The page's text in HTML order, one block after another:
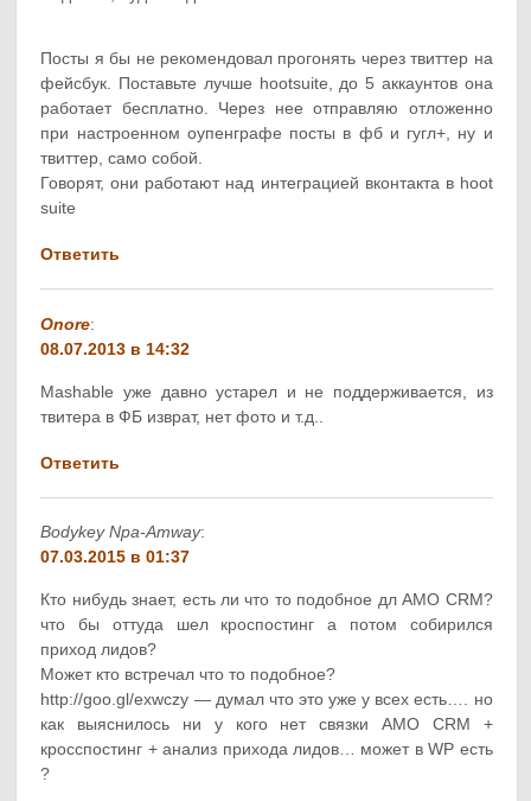
Посты я бы не рекомендовал прогонять через твиттер на
фейсбук. Поставьте лучше hootsuite, до 5 аккаунтов она
работает бесплатно. Через нее отправляю отложенно
при настроенном оупенграфе посты в фб и гугл+, ну и
твиттер, само собой.
Говорят, они работают над интеграцией вконтакта в hoot
suite
Ответить
Onore:
08.07.2013 в 14:32
Mashable уже давно устарел и не поддерживается, из
твитера в ФБ изврат, нет фото и т.д..
Ответить
Bodykey Npa-Amway:
07.03.2015 в 01:37
Кто нибудь знает, есть ли что то подобное дл AMO CRM?
что бы оттуда шел кроспостинг а потом собирился
приход лидов?
Может кто встречал что то подобное?
http://goo.gl/exwczy — думал что это уже у всех есть…. но
как выяснилось ни у кого нет связки AMO CRM +
кросспостинг + анализ прихода лидов… может в WP есть
?